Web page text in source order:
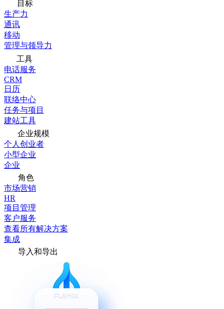
目标
生产力
通讯
移动
管理与领导力
工具
电话服务
CRM
日历
联络中心
任务与项目
建站工具
企业规模
个人创业者
小型企业
企业
角色
市场营销
HR
项目管理
客户服务
查看所有解决方案
集成
导入和导出